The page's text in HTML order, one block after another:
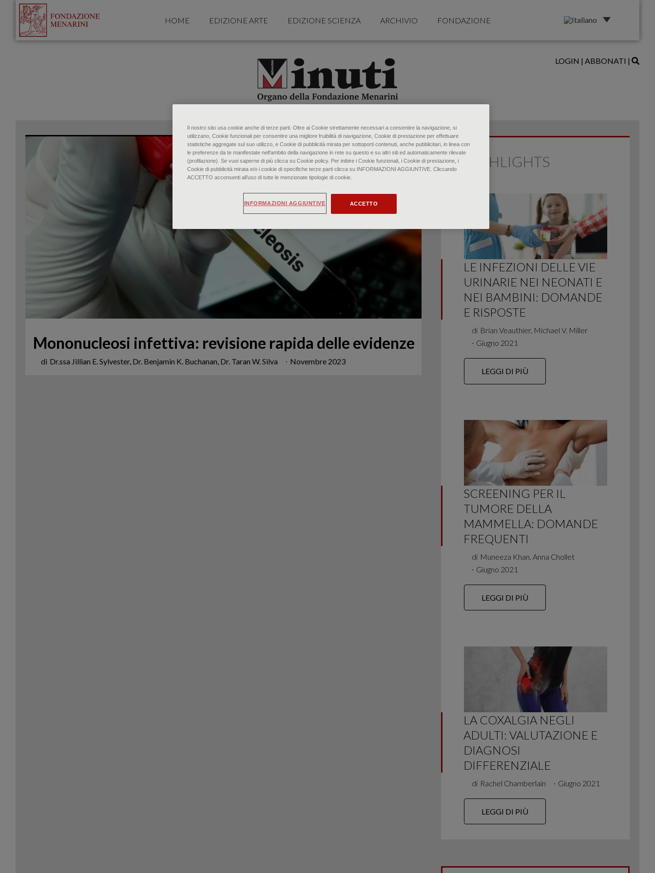
HOME EDIZIONE ARTE EDIZIONE SCIENZA ARCHIVIO FONDAZIONE
LOGIN | ABBONATI |
Mononucleosi infettiva: revisione rapida delle evidenze
di Dr.ssa Jillian E. Sylvester, Dr. Benjamin K. Buchanan, Dr. Taran W. Silva ∙ Novembre 2023
HIGHLIGHTS
LE INFEZIONI DELLE VIE
URINARIE NEI NEONATI E
NEI BAMBINI: DOMANDE
E RISPOSTE
di Brian Veauthier, Michael V. Miller
∙ Giugno 2021
LEGGI DI PIÙ
SCREENING PER IL
TUMORE DELLA
MAMMELLA: DOMANDE
FREQUENTI
di Muneeza Khan, Anna Chollet
∙ Giugno 2021
LEGGI DI PIÙ
LA COXALGIA NEGLI
ADULTI: VALUTAZIONE E
DIAGNOSI
DIFFERENZIALE
di Rachel Chamberlain ∙ Giugno 2021
LEGGI DI PIÙ
Il nostro sito usa cookie anche di terze parti. Oltre ai Cookie strettamente necessari a consentire la navigazione, si
utilizzano, Cookie funzionali per consentire una migliore fruibilità di navigazione, Cookie di prestazione per effettuare
statistiche aggregate sul suo utilizzo, e Cookie di pubblicità mirata per sottoporti contenuti, anche pubblicitari, in linea con
le preferenze da te manifestate nell‘ambito della navigazione in rete su questo e su altri siti ed automaticamente rilevate
(profilazione). Se vuoi saperne di più clicca su Cookie policy. Per inibire i Cookie funzionali, i Cookie di prestazione, i
Cookie di pubblicità mirata e/o i cookie di specifiche terze parti clicca su INFORMAZIONI AGGIUNTIVE. Cliccando
ACCETTO acconsenti all’uso di tutte le menzionate tipologie di cookie.
ACCETTO
INFORMAZIONI AGGIUNTIVE